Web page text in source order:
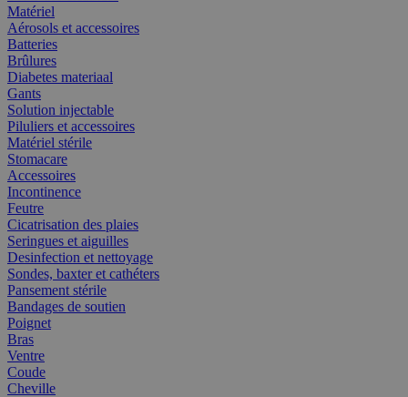
Matériel
Aérosols et accessoires
Batteries
Brûlures
Diabetes materiaal
Gants
Solution injectable
Piluliers et accessoires
Matériel stérile
Stomacare
Accessoires
Incontinence
Feutre
Cicatrisation des plaies
Seringues et aiguilles
Desinfection et nettoyage
Sondes, baxter et cathéters
Pansement stérile
Bandages de soutien
Poignet
Bras
Ventre
Coude
Cheville